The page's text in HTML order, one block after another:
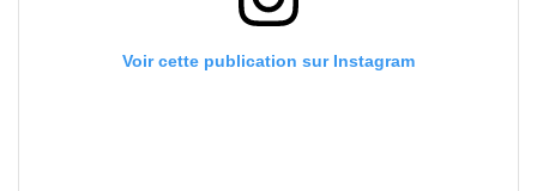
Voir cette publication sur Instagram